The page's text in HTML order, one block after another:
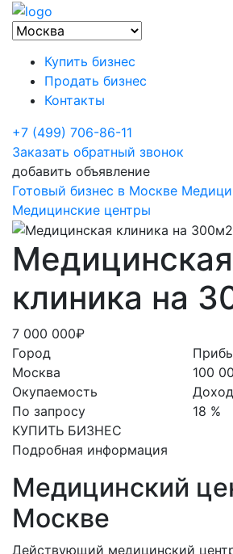
Купить бизнес
Продать бизнес
Контакты
+7 (499) 706-86-11
Заказать обратный звонок
добавить объявление
Готовый бизнес в Москве
Медицинские центры
Медицинская
клиника на
7 000 000₽
Город
Москва
Окупаемость
По запросу
КУПИТЬ БИЗНЕС
100
18 %
Подробная информация
Медицинский
Москве
Действующий медицинский